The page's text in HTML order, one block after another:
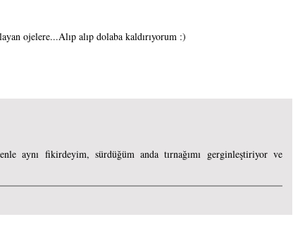
ojelere...Alıp alıp dolaba kaldırıyorum :)
aynı fikirdeyim, sürdüğüm anda tırnağımı gerginleştiriyor ve